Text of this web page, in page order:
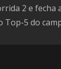
2 e fecha
Top-5 do